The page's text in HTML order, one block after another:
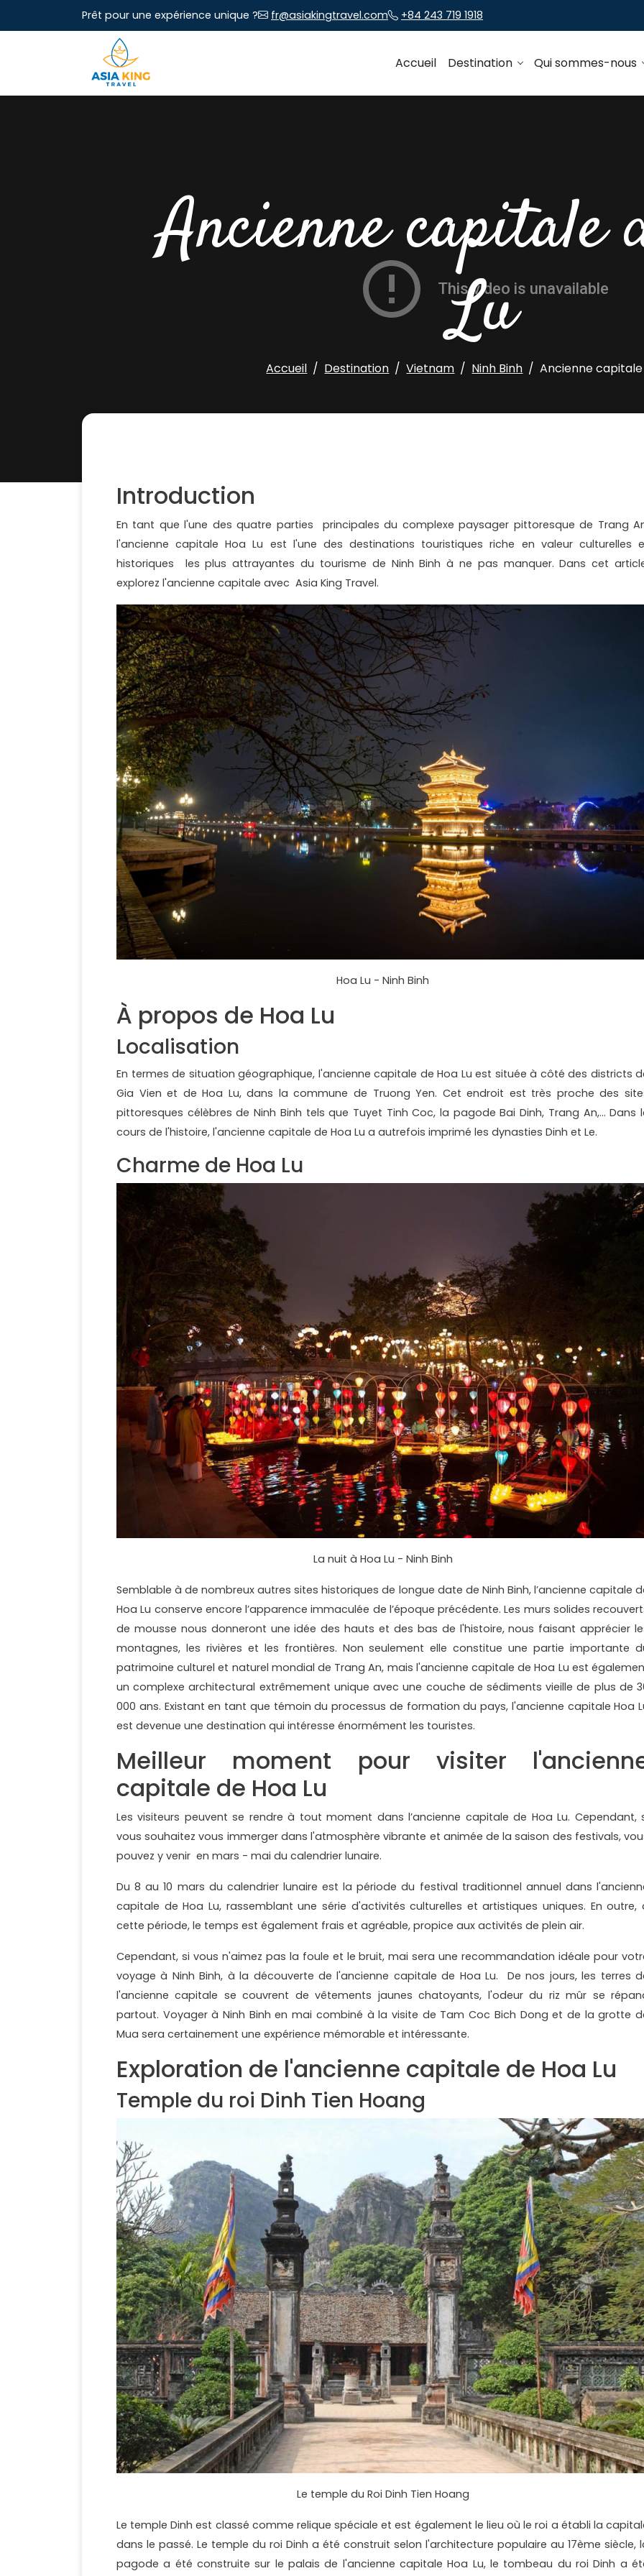
Prêt pour une expérience unique ? fr@asiakingtravel.com +84 243 719 1918
Accueil Destination Qui sommes-nous
Ancienne capitale
Lu
Accueil Destination Vietnam Ninh Binh Ancienne capitale
Introduction
En tant que l'une des quatre parties principales du complexe paysager pittoresque de Trang
l'ancienne capitale Hoa Lu est l'une des destinations touristiques riche en valeur culturelles
historiques les plus attrayantes du tourisme de Ninh Binh à ne pas manquer. Dans cet
explorez l'ancienne capitale avec Asia King Travel.
Hoa Lu - Ninh Binh
À propos de Hoa Lu
Localisation
En termes de situation géographique, l'ancienne capitale de Hoa Lu est située à côté des districts
Gia Vien et de Hoa Lu, dans la commune de Truong Yen. Cet endroit est très proche des
pittoresques célèbres de Ninh Binh tels que Tuyet Tinh Coc, la pagode Bai Dinh, Trang An,... Dans
cours de l'histoire, l'ancienne capitale de Hoa Lu a autrefois imprimé les dynasties Dinh et Le.
Charme de Hoa Lu
La nuit à Hoa Lu - Ninh Binh
Semblable à de nombreux autres sites historiques de longue date de Ninh Binh, l’ancienne capitale
Hoa Lu conserve encore l’apparence immaculée de l’époque précédente. Les murs solides
de mousse nous donneront une idée des hauts et des bas de l'histoire, nous faisant apprécier
montagnes, les rivières et les frontières. Non seulement elle constitue une partie importante
patrimoine culturel et naturel mondial de Trang An, mais l'ancienne capitale de Hoa Lu est
un complexe architectural extrêmement unique avec une couche de sédiments vieille de plus de
000 ans. Existant en tant que témoin du processus de formation du pays, l'ancienne capitale Hoa
est devenue une destination qui intéresse énormément les touristes.
Meilleur moment pour visiter
capitale de Hoa Lu
Les visiteurs peuvent se rendre à tout moment dans l’ancienne capitale de Hoa Lu. Cependant,
vous souhaitez vous immerger dans l'atmosphère vibrante et animée de la saison des festivals,
pouvez y venir en mars - mai du calendrier lunaire.
Du 8 au 10 mars du calendrier lunaire est la période du festival traditionnel annuel dans
capitale de Hoa Lu, rassemblant une série d'activités culturelles et artistiques uniques. En outre,
cette période, le temps est également frais et agréable, propice aux activités de plein air.
Cependant, si vous n'aimez pas la foule et le bruit, mai sera une recommandation idéale pour
voyage à Ninh Binh, à la découverte de l'ancienne capitale de Hoa Lu. De nos jours, les terres
l'ancienne capitale se couvrent de vêtements jaunes chatoyants, l'odeur du riz mûr se
partout. Voyager à Ninh Binh en mai combiné à la visite de Tam Coc Bich Dong et de la grotte
Mua sera certainement une expérience mémorable et intéressante.
Exploration de l'ancienne capitale de Hoa Lu
Temple du roi Dinh Tien Hoang
Le temple du Roi Dinh Tien Hoang
Le temple Dinh est classé comme relique spéciale et est également le lieu où le roi a établi la
dans le passé. Le temple du roi Dinh a été construit selon l'architecture populaire au 17ème siècle,
pagode a été construite sur le palais de l'ancienne capitale Hoa Lu, le tombeau du roi Dinh a